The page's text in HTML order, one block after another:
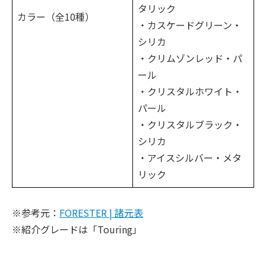
カラー（全10種）
タリック
・カスケードグリーン・
シリカ
・クリムゾンレッド・パ
ール
・クリスタルホワイト・
パール
・クリスタルブラック・
シリカ
・アイスシルバー・メタ
リック
※参考元： FORESTER | 諸元表
※紹介グレードは「Touring」